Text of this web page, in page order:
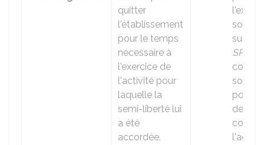
quitter
l'établissement
pour le temps
nécessaire à
l'exercice de
l'activité pour
laquelle la
semi-liberté lui
a été
accordée.
sous la
SPIP
sort
pour
des